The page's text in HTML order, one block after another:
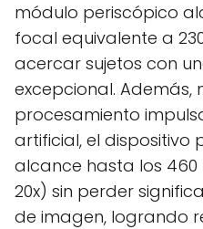
módulo periscópico
focal equivalente a
acercar sujetos con
excepcional. Además,
procesamiento
artificial, el dispositivo
alcance hasta los
20x) sin perder
de imagen, logrando